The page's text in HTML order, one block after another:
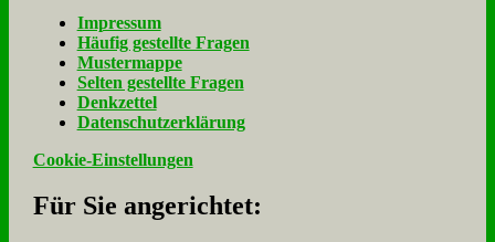
Im­pres­sum
Häu­fig ge­stell­te Fra­gen
Mu­ster­map­pe
Sel­ten ge­stell­te Fra­gen
Denk­zet­tel
Da­ten­schutz­er­klä­rung
Cookie-Einstellungen
Für Sie an­ge­rich­tet: